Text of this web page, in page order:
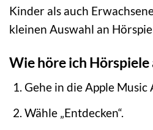
Kinder als auch
kleinen Auswahl an
Wie höre ich
Gehe in die Apple Music
Wähle „Entdecken“.